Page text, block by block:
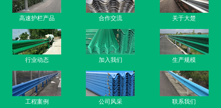
高速护栏产品 合作交流 关于大楚
行业动态 加入我们 生产规模
工程案例 公司风采 联系我们